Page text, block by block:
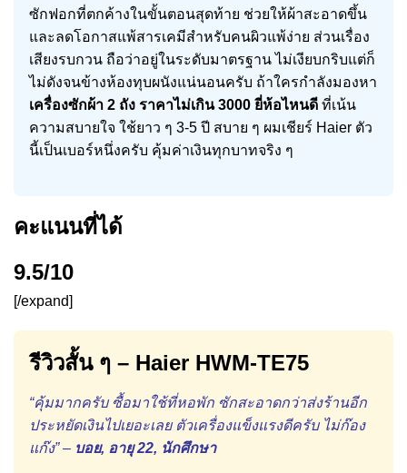
ซักฟอกที่ตกค้างในขั้นตอนสุดท้าย ช่วยให้ผ้าสะอาดขึ้น
และลดโอกาสแพ้สารเคมีสำหรับคนผิวแพ้ง่าย ส่วนเรื่อง
เสียงรบกวน ถือว่าอยู่ในระดับมาตรฐาน ไม่เงียบกริบแต่ก็
ไม่ดังจนข้างห้องทุบผนังแน่นอนครับ ถ้าใครกำลังมองหา
เครื่องซักผ้า 2 ถัง ราคาไม่เกิน 3000 ยี่ห้อไหนดี ที่เน้น
ความสบายใจ ใช้ยาว ๆ 3-5 ปี สบาย ๆ ผมเชียร์ Haier ตัว
นี้เป็นเบอร์หนึ่งครับ คุ้มค่าเงินทุกบาทจริง ๆ
คะแนนที่ได้
9.5/10
[/expand]
รีวิวสั้น ๆ – Haier HWM-TE75
“คุ้มมากครับ ซื้อมาใช้ที่หอพัก ซักสะอาดกว่าส่งร้านอีก
ประหยัดเงินไปเยอะเลย ตัวเครื่องแข็งแรงดีครับ ไม่ก๊อง
แก๊ง” – บอย, อายุ 22, นักศึกษา